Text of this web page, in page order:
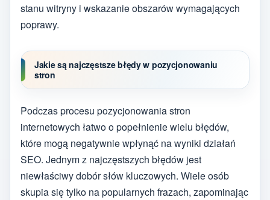
stanu witryny i wskazanie obszarów wymagających
poprawy.
Jakie są najczęstsze błędy w pozycjonowaniu
stron
Podczas procesu pozycjonowania stron
internetowych łatwo o popełnienie wielu błędów,
które mogą negatywnie wpłynąć na wyniki działań
SEO. Jednym z najczęstszych błędów jest
niewłaściwy dobór słów kluczowych. Wiele osób
skupia się tylko na popularnych frazach, zapominając